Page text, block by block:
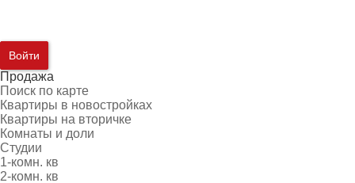
Войти
Продажа
Поиск по карте
Квартиры в новостройках
Квартиры на вторичке
Комнаты и доли
Студии
1-комн. кв
2-комн. кв